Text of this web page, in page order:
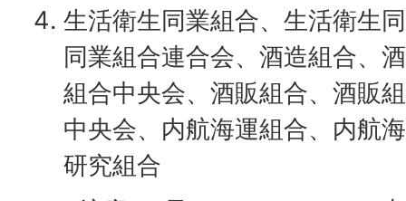
生活衛生同業組合、生活衛生
同業組合連合会、酒造組合、
組合中央会、酒販組合、酒販
中央会、内航海運組合、内航
研究組合